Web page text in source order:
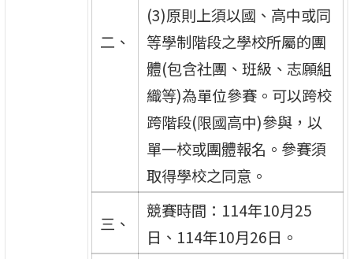
二、
(3)原則上須以國、高中或同
等學制階段之學校所屬的團
體(包含社團、班級、志願組
織等)為單位參賽。可以跨校
跨階段(限國高中)參與，以
單一校或團體報名。參賽須
取得學校之同意。
三、
競賽時間：114年10月25
日、114年10月26日。